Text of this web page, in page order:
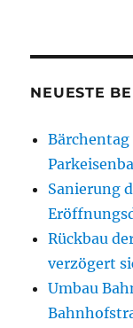
NEUESTE
Bärchentag
Sanierung
Rückbau
verzögert
Umbau